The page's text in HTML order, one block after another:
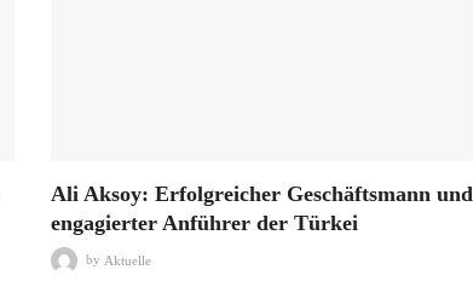
Ali Aksoy: Erfolgreicher Geschäftsmann und
engagierter Anführer der Türkei
by Aktuelle